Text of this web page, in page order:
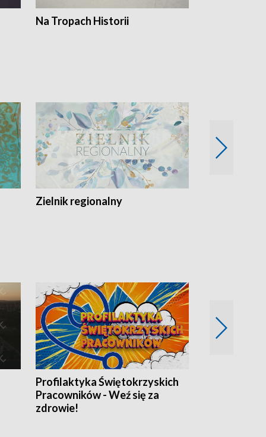
Na Tropach Historii
Zielnik regionalny
Profilaktyka Świętokrzyskich
Pracowników - Weź się za
zdrowie!